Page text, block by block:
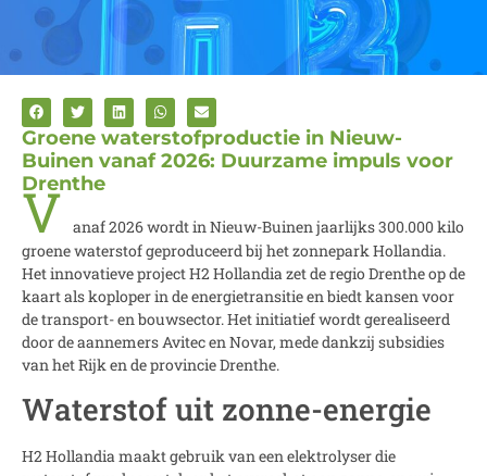
Groene waterstofproductie in Nieuw-
Buinen vanaf 2026: Duurzame impuls voor
Drenthe
V anaf 2026 wordt in Nieuw-Buinen jaarlijks 300.000 kilo
groene waterstof geproduceerd bij het zonnepark Hollandia.
Het innovatieve project H2 Hollandia zet de regio Drenthe op de
kaart als koploper in de energietransitie en biedt kansen voor
de transport- en bouwsector. Het initiatief wordt gerealiseerd
door de aannemers Avitec en Novar, mede dankzij subsidies
van het Rijk en de provincie Drenthe.
Waterstof uit zonne-energie
H2 Hollandia maakt gebruik van een elektrolyser die